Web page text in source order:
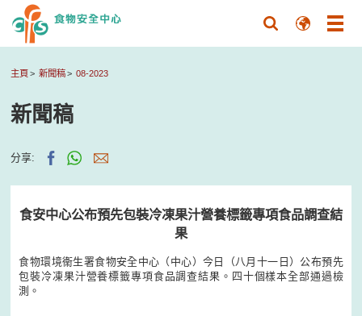
主頁 新聞稿 08-2023
新聞稿
分享:
食安中心公布預先包裝冷凍果汁營養標籤專項食品調查結
果
食物環境衞生署食物安全中心（中心）今日（八月十一日）公布預先
包裝冷凍果汁營養標籤專項食品調查結果。四十個樣本全部通過檢
測。